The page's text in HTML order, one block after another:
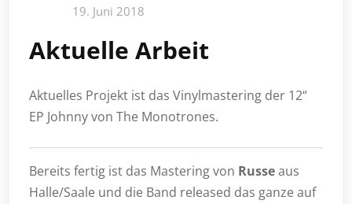
19. Juni 2018
Aktuelle Arbeit
Aktuelles Projekt ist das Vinylmastering der 12“
EP Johnny von The Monotrones.
Bereits fertig ist das Mastering von Russeaus
Halle/Saale und die Band released das ganze auf